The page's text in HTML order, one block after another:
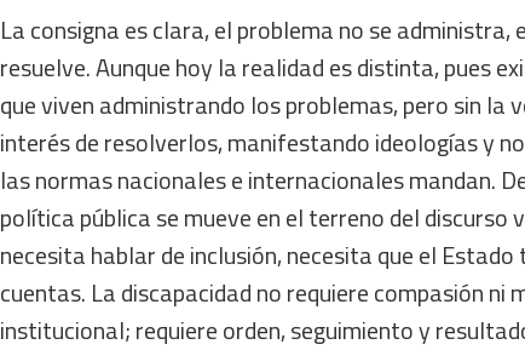
La consigna es clara, el problema no se administra,
resuelve. Aunque hoy la realidad es distinta, pues
que viven administrando los problemas, pero sin la
interés de resolverlos, manifestando ideologías y
las normas nacionales e internacionales mandan.
política pública se mueve en el terreno del discurso
necesita hablar de inclusión, necesita que el
cuentas. La discapacidad no requiere compasión ni
institucional; requiere orden, seguimiento y